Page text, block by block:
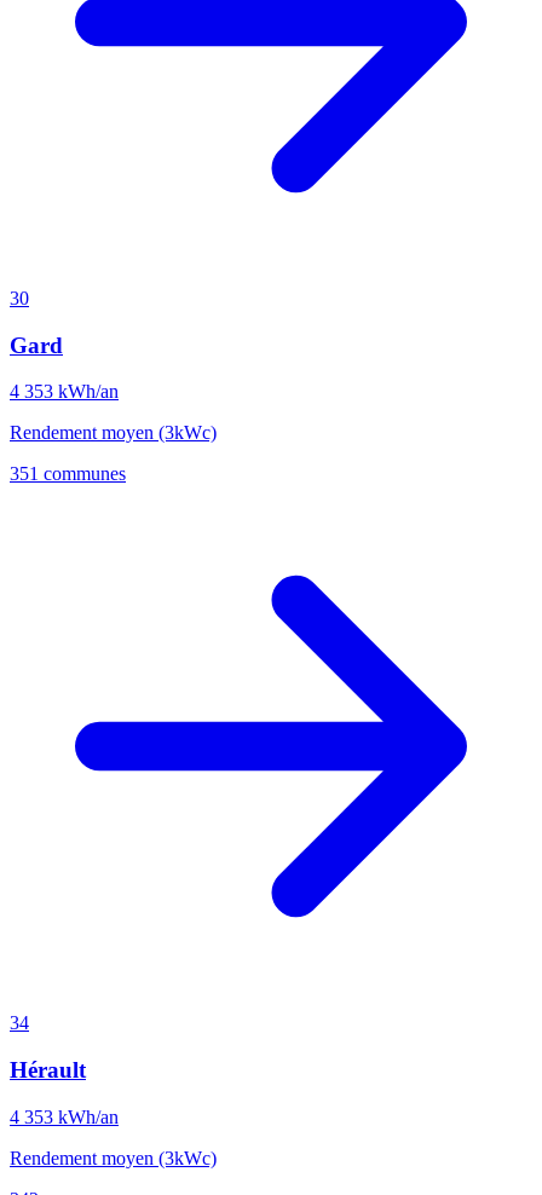
30
Gard
4 353 kWh/an
Rendement moyen (3kWc)
351 communes
34
Hérault
4 353 kWh/an
Rendement moyen (3kWc)